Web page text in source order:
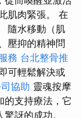
肌肉緊張。 在
隨水移動（肌
壓抑的精神問
務 台北整骨推
可輕鬆解決或
協助 靈魂按摩
的支持療法，它
訝的成功。